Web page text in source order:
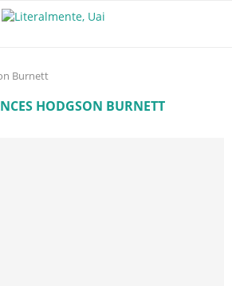
Burnett
HODGSON BURNETT